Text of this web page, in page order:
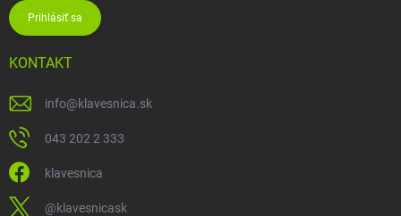
Prihlásiť sa
KONTAKT
info@klavesnica.sk
043 202 2 333
klavesnica
@klavesnicask